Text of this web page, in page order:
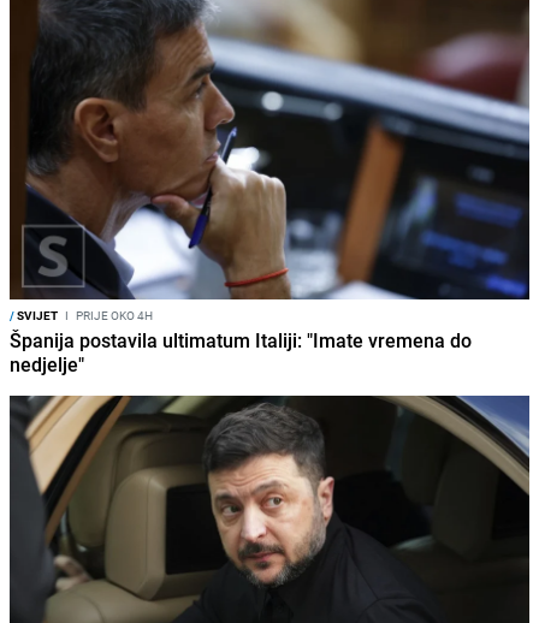
/SVIJET I PRIJE OKO 4H
Španija postavila ultimatum Italiji: "Imate vremena do
nedjelje"